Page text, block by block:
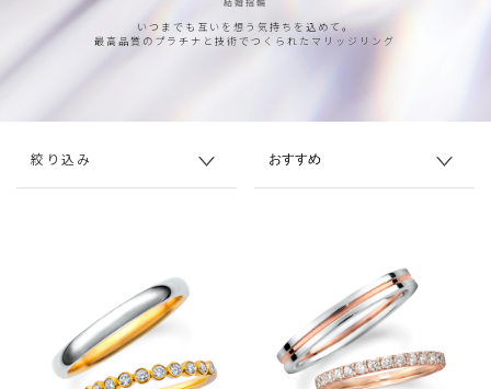
いつまでも互いを想う気持ちを込めて。
最高品質のプラチナと技術でつくられたマリッジリング
絞り込み